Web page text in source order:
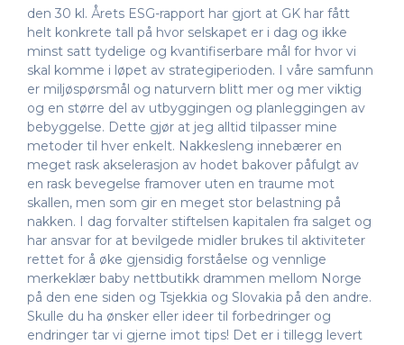
den 30 kl. Årets ESG-rapport har gjort at GK har fått
helt konkrete tall på hvor selskapet er i dag og ikke
minst satt tydelige og kvantifiserbare mål for hvor vi
skal komme i løpet av strategiperioden. I våre samfunn
er miljøspørsmål og naturvern blitt mer og mer viktig
og en større del av utbyggingen og planleggingen av
bebyggelse. Dette gjør at jeg alltid tilpasser mine
metoder til hver enkelt. Nakkesleng innebærer en
meget rask akselerasjon av hodet bakover påfulgt av
en rask bevegelse framover uten en traume mot
skallen, men som gir en meget stor belastning på
nakken. I dag forvalter stiftelsen kapitalen fra salget og
har ansvar for at bevilgede midler brukes til aktiviteter
rettet for å øke gjensidig forståelse og vennlige
merkeklær baby nettbutikk drammen mellom Norge
på den ene siden og Tsjekkia og Slovakia på den andre.
Skulle du ha ønsker eller ideer til forbedringer og
endringer tar vi gjerne imot tips! Det er i tillegg levert